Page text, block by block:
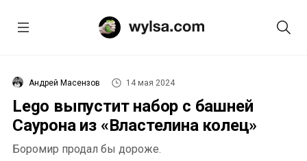
Андрей Масензов 14 мая 2024
Lego выпустит набор с башней
Саурона из «Властелина колец»
Боромир продал бы дороже.